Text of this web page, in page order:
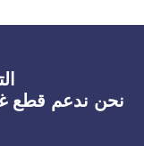
نحن ندعم قطع